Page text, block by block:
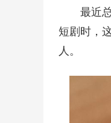
最近
短剧时，
人。